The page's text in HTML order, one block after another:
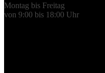
Montag bis Freitag
von 9:00 bis 18:00 Uhr